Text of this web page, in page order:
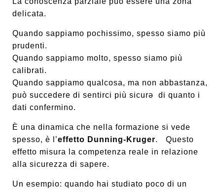
delicata.
Quando sappiamo pochissimo, spesso siamo più
prudenti.
Quando sappiamo molto, spesso siamo più
calibrati.
Quando sappiamo qualcosa, ma non abbastanza,
può succedere di sentirci più sicurə di quanto i
dati confermino.
È una dinamica che nella formazione si vede
spesso, è l’effetto Dunning-Kruger. Questo
effetto misura la competenza reale in relazione
alla sicurezza di sapere.
Un esempio: quando hai studiato poco di un